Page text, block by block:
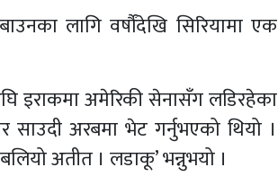
लागि वर्षौंदेखि सिरियामा एक
इराकमा अमेरिकी सेनासँग लडिरहेका
साउदी अरबमा भेट गर्नुभएको थियो ।
अतीत । लडाकू’ भन्नुभयो ।